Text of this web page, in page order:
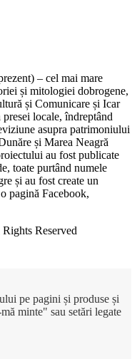
– cel mai mare
și mitologiei dobrogene,
și Comunicare și Icar
locale, îndreptând
asupra patrimoniului
și Marea Neagră
au fost publicate
toate purtând numele
și au fost create un
pagină Facebook,
Reserved
pe pagini și produse și
minte" sau setări legate